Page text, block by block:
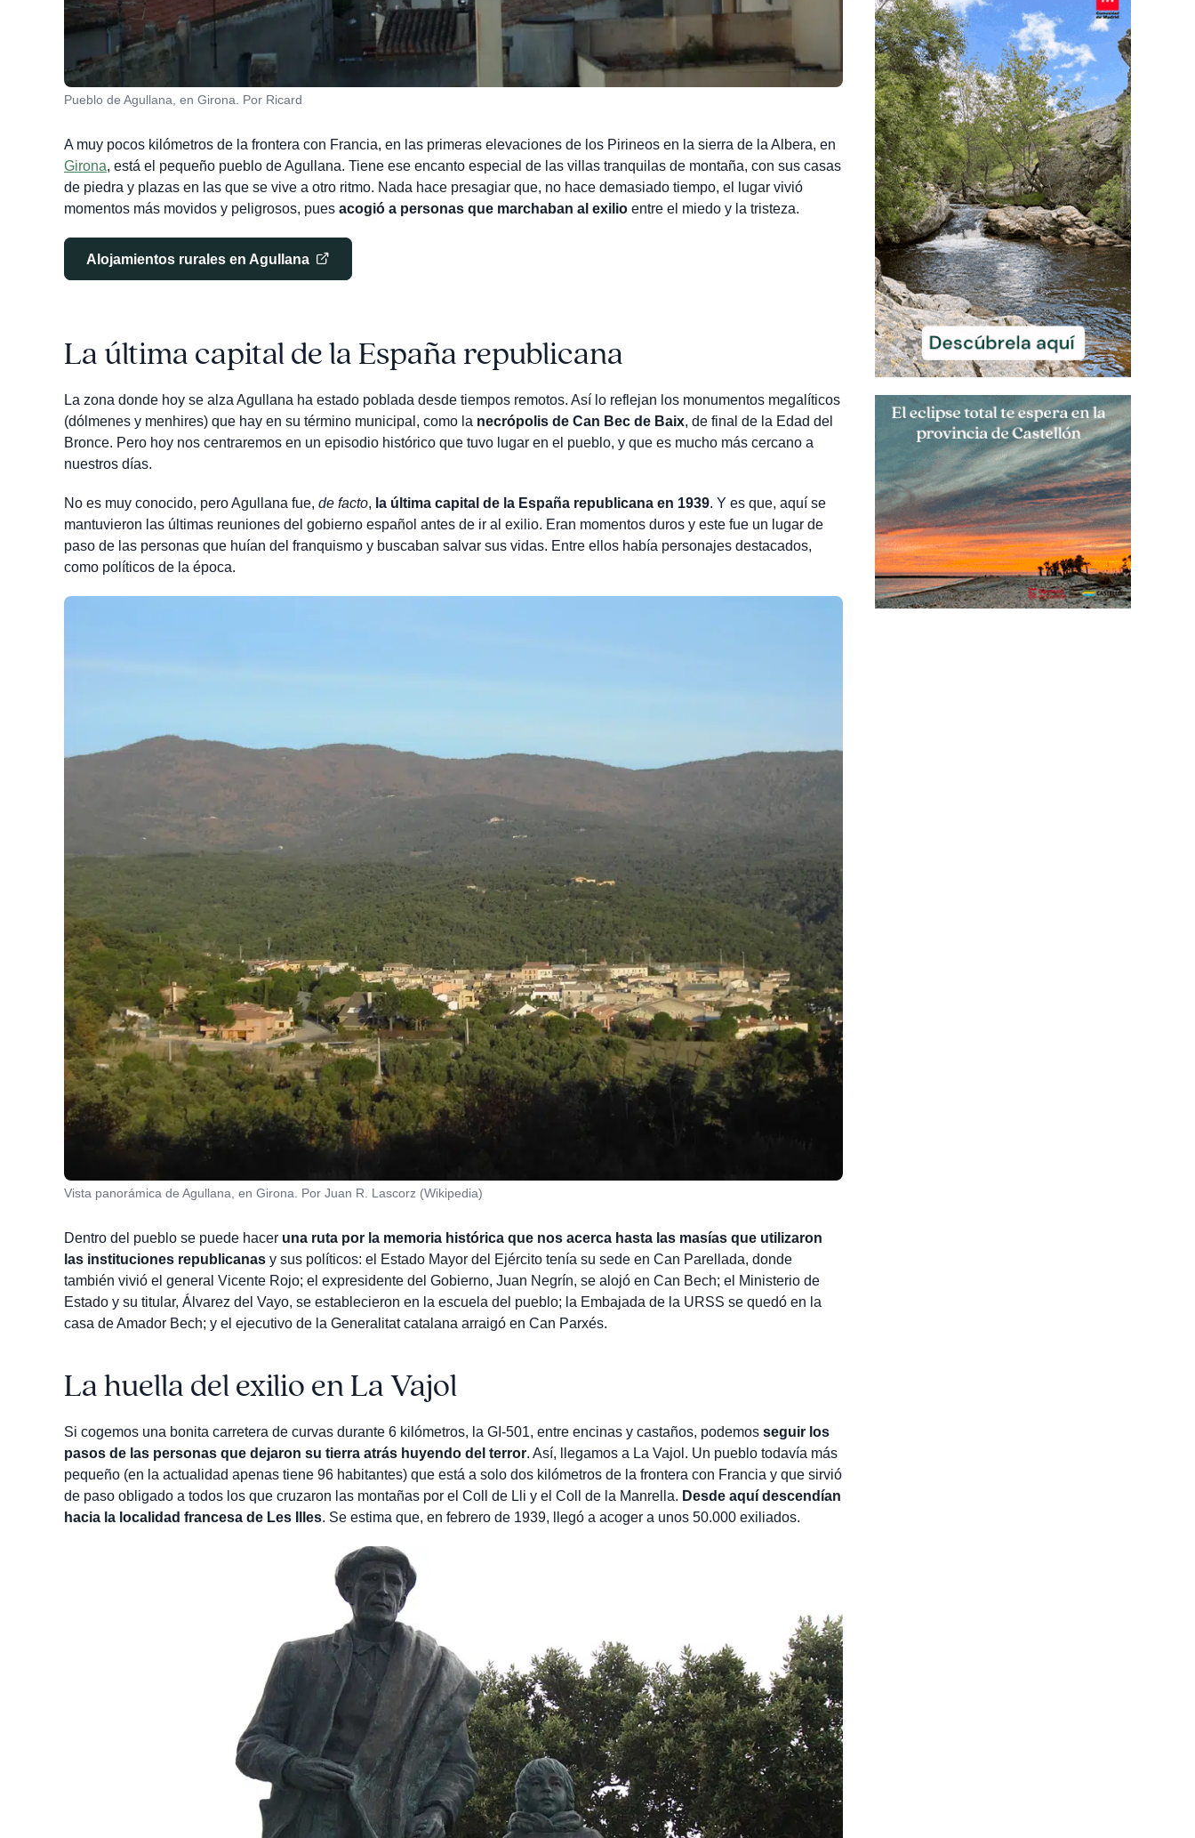
Pueblo de Agullana, en Girona. Por Ricard
A muy pocos kilómetros de la frontera con Francia, en las primeras elevaciones de los Pirineos en la sierra de la Albera, en
Girona, está el pequeño pueblo de Agullana. Tiene ese encanto especial de las villas tranquilas de montaña, con sus casas
de piedra y plazas en las que se vive a otro ritmo. Nada hace presagiar que, no hace demasiado tiempo, el lugar vivió
momentos más movidos y peligrosos, pues acogió a personas que marchaban al exilioentre el miedo y la tristeza.
Alojamientos rurales en Agullana
La última capital de la España republicana
La zona donde hoy se alza Agullana ha estado poblada desde tiempos remotos. Así lo reflejan los monumentos megalíticos
(dólmenes y menhires) que hay en su término municipal, como la necrópolis de Can Bec de Baix, de final de la Edad del
Bronce. Pero hoy nos centraremos en un episodio histórico que tuvo lugar en el pueblo, y que es mucho más cercano a
nuestros días.
No es muy conocido, pero Agullana fue, de facto, la última capital de la España republicana en 1939. Y es que, aquí se
mantuvieron las últimas reuniones del gobierno español antes de ir al exilio. Eran momentos duros y este fue un lugar de
paso de las personas que huían del franquismo y buscaban salvar sus vidas. Entre ellos había personajes destacados,
como políticos de la época.
Vista panorámica de Agullana, en Girona. Por Juan R. Lascorz (Wikipedia)
Dentro del pueblo se puede hacer una ruta por la memoria histórica que nos acerca hasta las masías que utilizaron
las instituciones republicanasy sus políticos: el Estado Mayor del Ejército tenía su sede en Can Parellada, donde
también vivió el general Vicente Rojo; el expresidente del Gobierno, Juan Negrín, se alojó en Can Bech; el Ministerio de
Estado y su titular, Álvarez del Vayo, se establecieron en la escuela del pueblo; la Embajada de la URSS se quedó en la
casa de Amador Bech; y el ejecutivo de la Generalitat catalana arraigó en Can Parxés.
La huella del exilio en La Vajol
Si cogemos una bonita carretera de curvas durante 6 kilómetros, la GI-501, entre encinas y castaños, podemos seguir los
pasos de las personas que dejaron su tierra atrás huyendo del terror. Así, llegamos a La Vajol. Un pueblo todavía más
pequeño (en la actualidad apenas tiene 96 habitantes) que está a solo dos kilómetros de la frontera con Francia y que sirvió
de paso obligado a todos los que cruzaron las montañas por el Coll de Lli y el Coll de la Manrella. Desde aquí descendían
hacia la localidad francesa de Les Illes. Se estima que, en febrero de 1939, llegó a acoger a unos 50.000 exiliados.